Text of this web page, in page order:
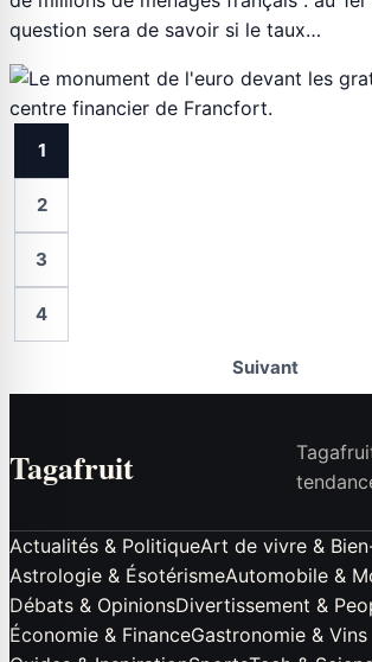
question sera de savoir si le taux…
1
2
3
4
Suivant
Tagafruit
Actualités & PolitiqueArt de vivre &
Astrologie & ÉsotérismeAutomobile &
Débats & OpinionsDivertissement &
Économie & FinanceGastronomie & Vins